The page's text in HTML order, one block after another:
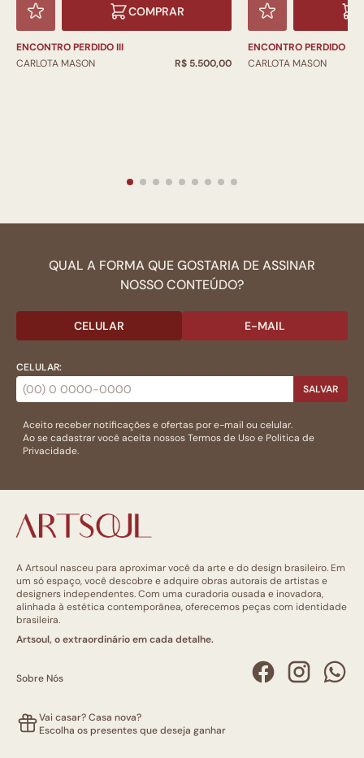
COMPRAR
ENCONTRO PERDIDO III
CARLOTA MASON
R$ 5.500,00
ENCONTRO PERDIDO II
CARLOTA MASON
QUAL A FORMA QUE GOSTARIA DE ASSINAR
NOSSO CONTEÚDO?
CELULAR E-MAIL
CELULAR:
SALVAR
Aceito receber notificações e ofertas por e-mail ou celular.
Ao se cadastrar você aceita nossosTermos de Usoe Politica de
Privacidade.
A Artsoul nasceu para aproximar você da arte e do design brasileiro. Em
um só espaço, você descobre e adquire obras autorais de artistas e
designers independentes. Com uma curadoria ousada e inovadora,
alinhada à estética contemporânea, oferecemos peças com identidade
brasileira.
Artsoul, o extraordinário em cada detalhe.
Sobre Nós
Vai casar? Casa nova?
Escolha os presentes que deseja ganhar